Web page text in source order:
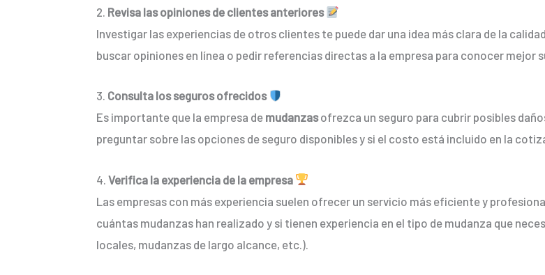
2. Revisa las opiniones de clientes anteriores
Investigar las experiencias de otros clientes te puede dar una idea más clara de la
buscar opiniones en línea o pedir referencias directas a la empresa para conocer mejor
3. Consulta los seguros ofrecidos
Es importante que la empresa de mudanzasofrezca un seguro para cubrir posibles
preguntar sobre las opciones de seguro disponibles y si el costo está incluido en la
4. Verifica la experiencia de la empresa
Las empresas con más experiencia suelen ofrecer un servicio más eficiente y
cuántas mudanzas han realizado y si tienen experiencia en el tipo de mudanza que
locales, mudanzas de largo alcance, etc.).